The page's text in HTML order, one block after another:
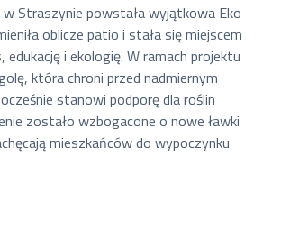
Straszynie powstała wyjątkowa Eko
oblicze patio i stała się miejscem
edukację i ekologię. W ramach projektu
która chroni przed nadmiernym
stanowi podporę dla roślin
zostało wzbogacone o nowe ławki
mieszkańców do wypoczynku